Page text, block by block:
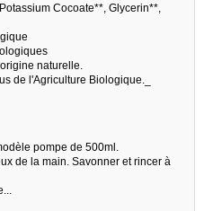
Cocoate**, Glycerin**,
naturelle.
de l'Agriculture Biologique._
pompe de 500ml.
de la main. Savonner et rincer à